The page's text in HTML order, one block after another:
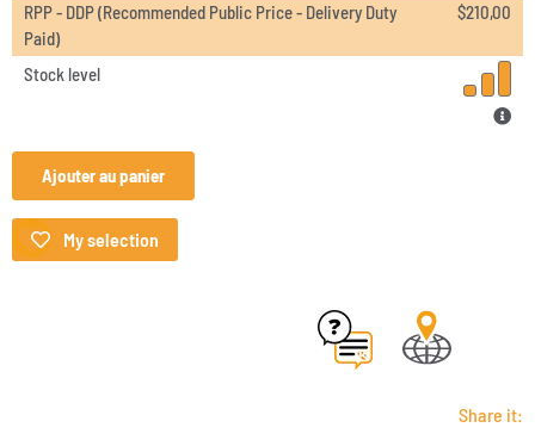
RPP - DDP (Recommended Public Price - Delivery Duty
Paid)
$210,00
Stock level
Ajouter au panier
My selection
Share it: